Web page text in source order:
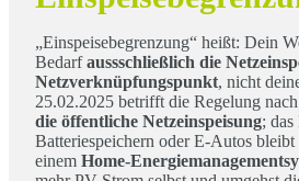
„Einspeisebegrenzung“ heißt: Dein
Bedarfaussschließlich die
Netzverknüpfungspunkt, nicht
25.02.2025 betrifft die Regelung
die öffentliche Netzeinspeisung;
Batteriespeichern oder E-Autos
einem Home-